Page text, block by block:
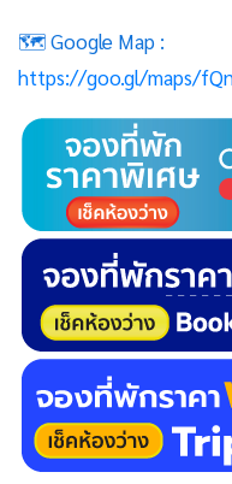
🗺️ Google Map :
https://goo.gl/maps/